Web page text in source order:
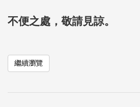
不便之處，敬請見諒。
繼續瀏覽